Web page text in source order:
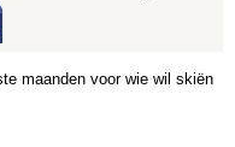
maanden voor wie wil skiën